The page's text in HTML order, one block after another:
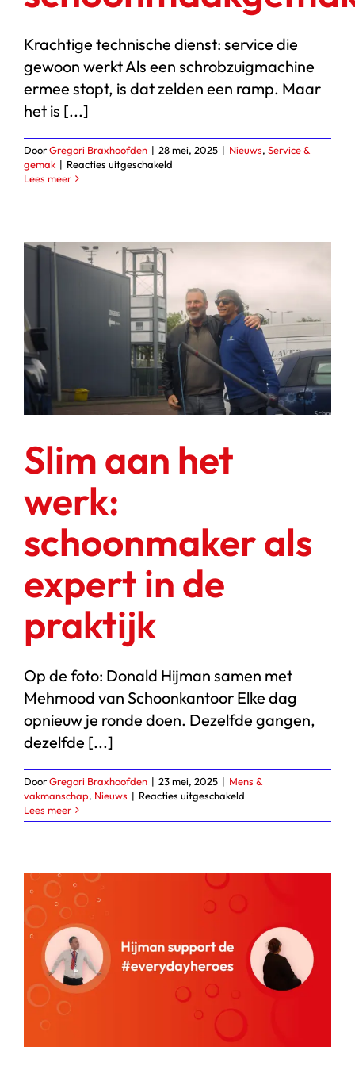
Krachtige technische dienst: service die
gewoon werkt Als een schrobzuigmachine
ermee stopt, is dat zelden een ramp. Maar
het is [...]
DoorGregori Braxhoofden | 28 mei, 2025 | Nieuws, Service &
gemak | Reacties uitgeschakeld
technische
Lees meer
Slim aan het
werk:
schoonmaker als
expert in de
praktijk
Op de foto: Donald Hijman samen met
Mehmood van Schoonkantoor Elke dag
opnieuw je ronde doen. Dezelfde gangen,
dezelfde [...]
DoorGregori Braxhoofden | 23 mei, 2025 | Mens &
vakmanschap, Nieuws | Reacties uitgeschakeld
aan
praktijk
Lees meer